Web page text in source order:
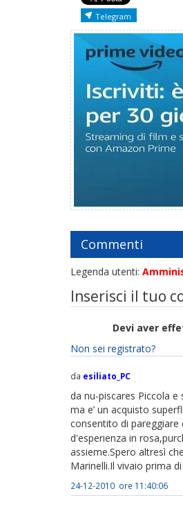
Telegram
Commenti
Legenda utenti:
Inserisci il tuo
Devi aver
Non sei registrato?
da esiliato_PC
da nu-piscares Piccola
ma e’ un acquisto
consentito di pareggiare
d'esperienza in
assieme.Spero altresì
Marinelli.Il vivaio prima
24-12-2010 ore 11:40:06